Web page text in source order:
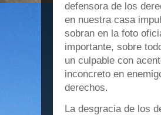
defensora de los
en nuestra casa
sobran en la foto
importante, sobre
un culpable con
inconcreto en
derechos.
La desgracia de los